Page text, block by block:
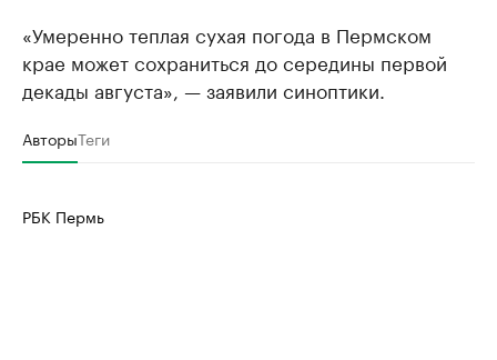
«Умеренно теплая сухая погода в Пермском
крае может сохраниться до середины первой
декады августа», — заявили синоптики.
АвторыТеги
РБК Пермь